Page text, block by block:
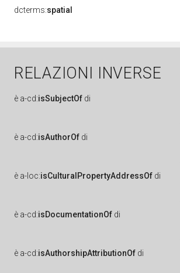
dcterms:spatial
RELAZIONI INVERSE
è a-cd:isSubjectOf di
è a-cd:isAuthorOf di
è a-loc:isCulturalPropertyAddressOf di
è a-cd:isDocumentationOf di
è a-cd:isAuthorshipAttributionOf di